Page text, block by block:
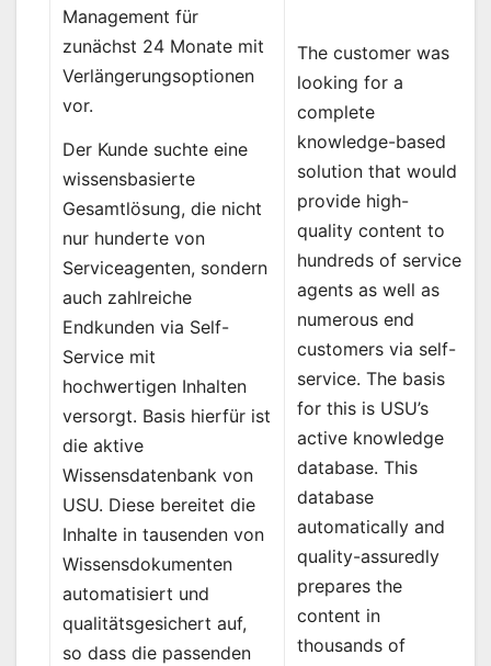
Management für
zunächst 24 Monate mit
Verlängerungsoptionen
vor.
Der Kunde suchte eine
wissensbasierte
Gesamtlösung, die nicht
nur hunderte von
Serviceagenten, sondern
auch zahlreiche
Endkunden via Self-
Service mit
hochwertigen Inhalten
versorgt. Basis hierfür ist
die aktive
Wissensdatenbank von
USU. Diese bereitet die
Inhalte in tausenden von
Wissensdokumenten
automatisiert und
qualitätsgesichert auf,
so dass die passenden
The customer was
looking for a
complete
knowledge-based
solution that would
provide high-
quality content to
hundreds of service
agents as well as
numerous end
customers via self-
service. The basis
for this is USU’s
active knowledge
database. This
database
automatically and
quality-assuredly
prepares the
content in
thousands of